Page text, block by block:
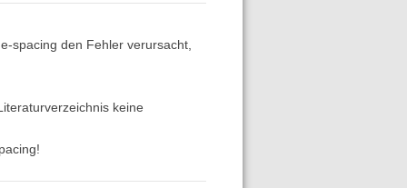
spacing den Fehler verursacht,
keine